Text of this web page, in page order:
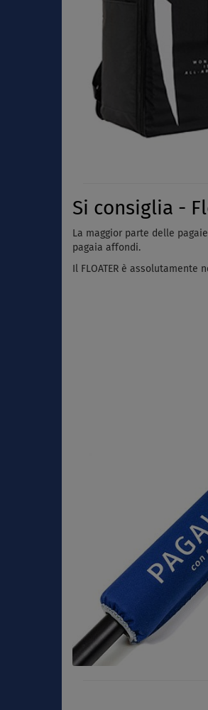
Si consiglia -
La maggior parte delle
pagaia affondi.
Il FLOATER è assolutamente